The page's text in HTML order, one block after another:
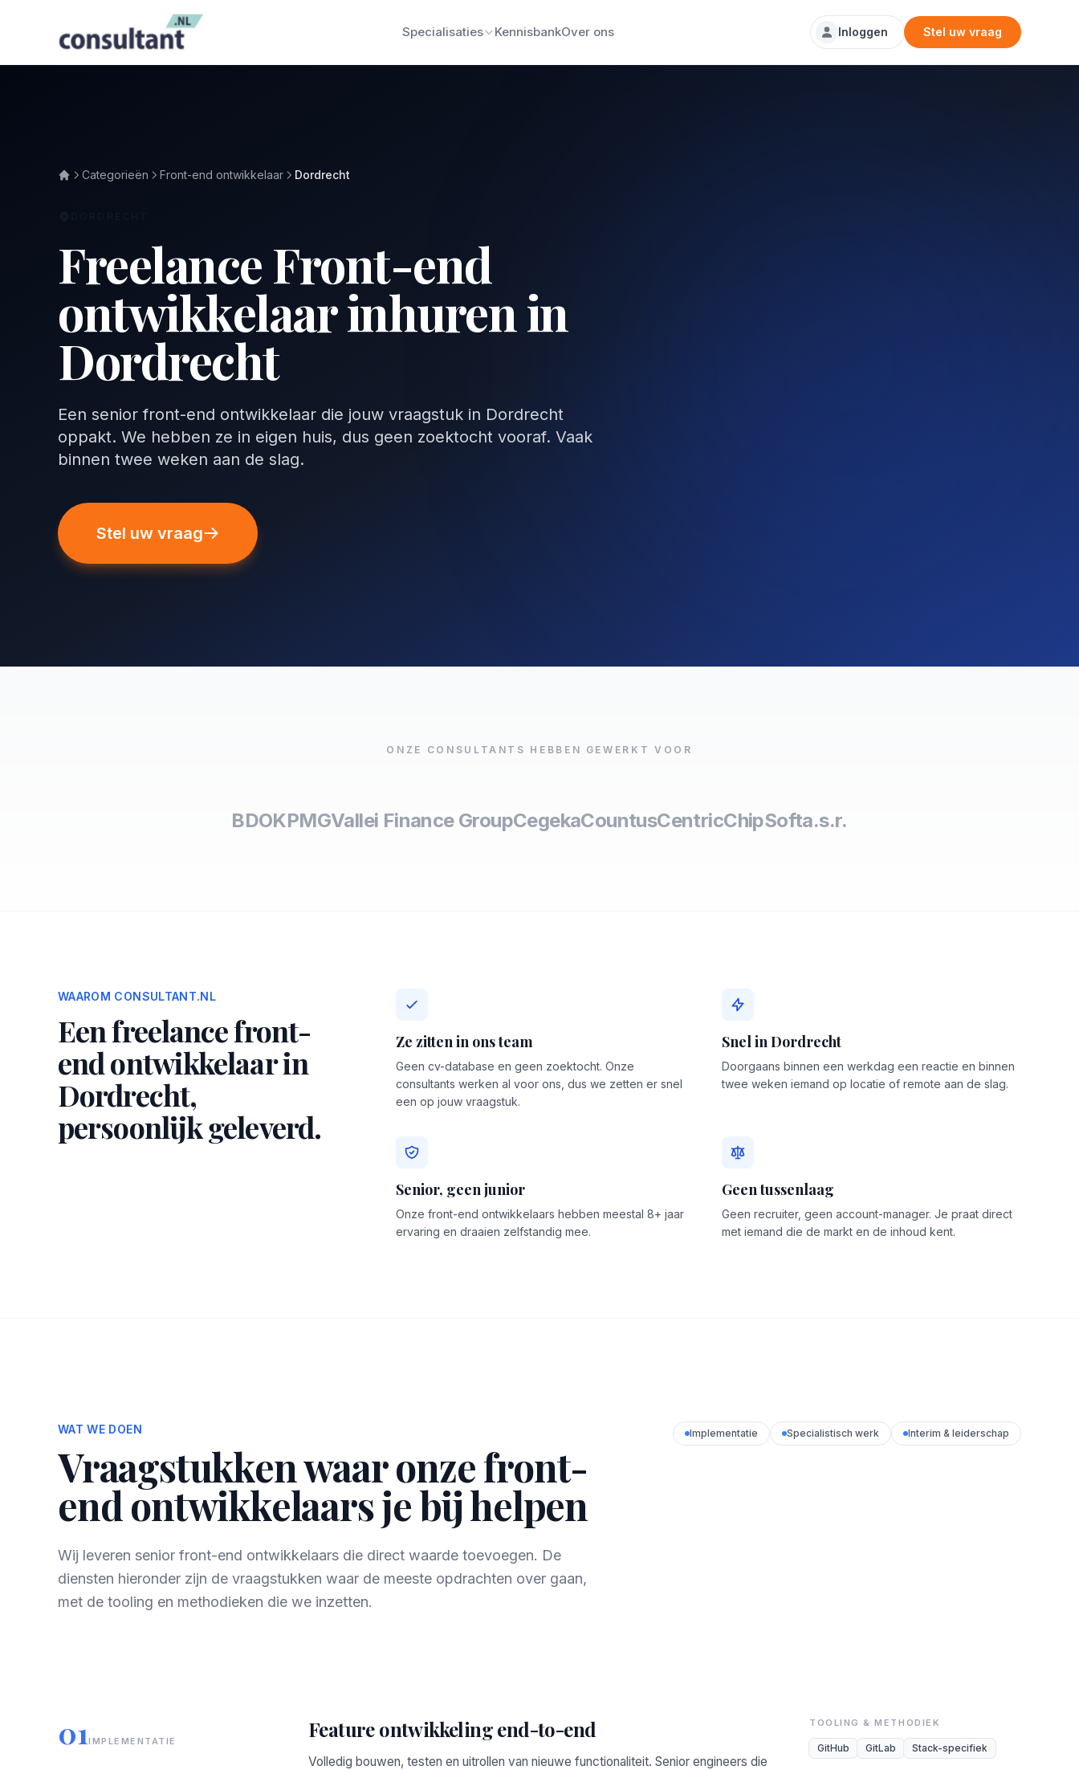
Specialisaties KennisbankOver ons Inloggen Stel uw vraag
Categorieën Front-end ontwikkelaar Dordrecht
Freelance Front-end
ontwikkelaar inhuren in
Dordrecht
Een senior front-end ontwikkelaar die jouw vraagstuk in Dordrecht
oppakt. We hebben ze in eigen huis, dus geen zoektocht vooraf. Vaak
binnen twee weken aan de slag.
Stel uw vraag
ONZE CONSULTANTS HEBBEN GEWERKT VOOR
BDOKPMGVallei Finance GroupCegekaCountusCentricChipSofta.s.r.
WAAROM CONSULTANT.NL
Een freelance front-
end ontwikkelaar in
Dordrecht,
persoonlijk geleverd.
Ze zitten in ons team
Geen cv-database en geen zoektocht. Onze
consultants werken al voor ons, dus we zetten er snel
een op jouw vraagstuk.
Snel in Dordrecht
Doorgaans binnen een werkdag een reactie en binnen
twee weken iemand op locatie of remote aan de slag.
Senior, geen junior
Onze front-end ontwikkelaars hebben meestal 8+ jaar
ervaring en draaien zelfstandig mee.
Geen tussenlaag
Geen recruiter, geen account-manager. Je praat direct
met iemand die de markt en de inhoud kent.
WAT WE DOEN
Vraagstukken waar onze front-
end ontwikkelaars je bij helpen
Wij leveren senior front-end ontwikkelaars die direct waarde toevoegen. De
diensten hieronder zijn de vraagstukken waar de meeste opdrachten over gaan,
met de tooling en methodieken die we inzetten.
Implementatie Specialistisch werk Interim & leiderschap
01 IMPLEMENTATIE Feature ontwikkeling end-to-end
Volledig bouwen, testen en uitrollen van nieuwe functionaliteit. Senior engineers die
TOOLING & METHODIEK
GitHub GitLab Stack-specifiek